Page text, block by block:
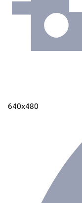
640х480